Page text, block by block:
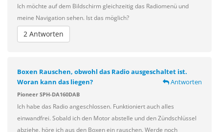
Ich möchte auf dem Bildschirm gleichzeitig das Radiomenü und
meine Navigation sehen. Ist das möglich?
2 Antworten
Boxen Rauschen, obwohl das Radio ausgeschaltet ist.
Woran kann das liegen?
Antworten
Pioneer SPH-DA160DAB
Ich habe das Radio angeschlossen. Funktioniert auch alles
einwandfrei. Sobald ich den Motor abstelle und den Zündschlüssel
abziehe, höre ich aus den Boxen ein rauschen. Werde noch